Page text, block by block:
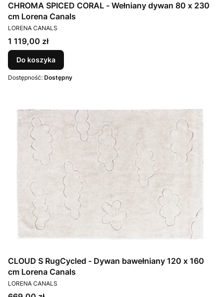
CHROMA SPICED CORAL - Wełniany dywan 80 x 230
cm Lorena Canals
PRODUCENT
LORENA CANALS
Cena
1 119,00 zł
Do koszyka
Dostępność: Dostępny
CLOUD S RugCycled - Dywan bawełniany 120 x 160
cm Lorena Canals
PRODUCENT
LORENA CANALS